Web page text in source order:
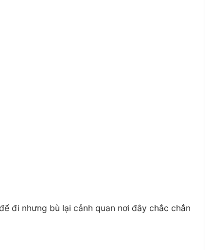
đi nhưng bù lại cảnh quan nơi đây chắc chắn